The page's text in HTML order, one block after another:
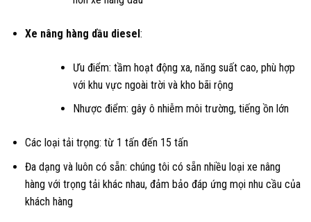
Xe nâng hàng dầu diesel:
Ưu điểm: tầm hoạt động xa, năng suất cao, phù hợp
với khu vực ngoài trời và kho bãi rộng
Nhược điểm: gây ô nhiễm môi trường, tiếng ồn lớn
Các loại tải trọng: từ 1 tấn đến 15 tấn
Đa dạng và luôn có sẵn: chúng tôi có sẵn nhiều loại xe nâng
hàng với trọng tải khác nhau, đảm bảo đáp ứng mọi nhu cầu của
khách hàng